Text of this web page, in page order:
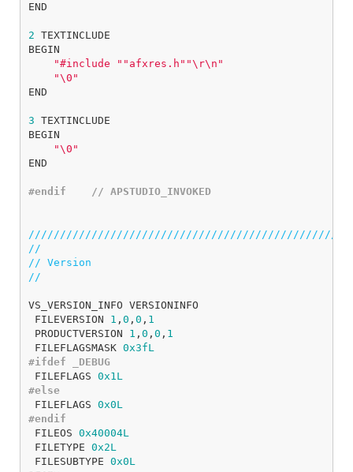
END
2 TEXTINCLUDE
BEGIN
"#include ""afxres.h""\r\n "
"\0 "
END
3 TEXTINCLUDE
BEGIN
"\0 "
END
//
// Version
//
VS_VERSION_INFO VERSIONINFO
FILEVERSION
1 , 0 , 0 , 1
PRODUCTVERSION
1 , 0 , 0 , 1
FILEFLAGSMASK 0x3fL
FILEFLAGS 0x1L
FILEFLAGS 0x0L
FILEOS 0x40004L
FILETYPE 0x2L
FILESUBTYPE 0x0L